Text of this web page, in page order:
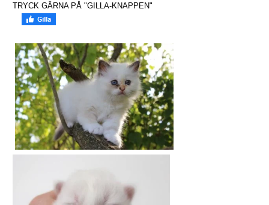
TRYCK GÄRNA PÅ "GILLA-KNAPPEN"